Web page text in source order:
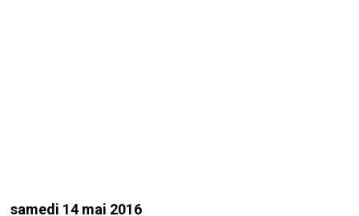
samedi 14 mai 2016